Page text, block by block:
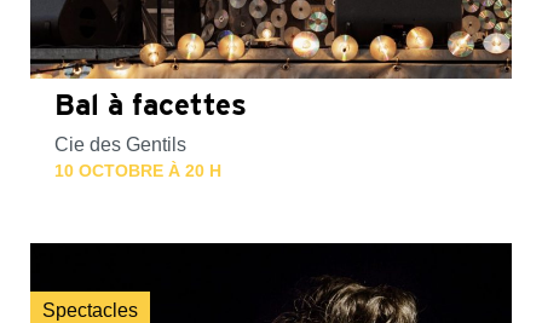
Bal à facettes
Cie des Gentils
10 OCTOBRE À 20 H
Spectacles